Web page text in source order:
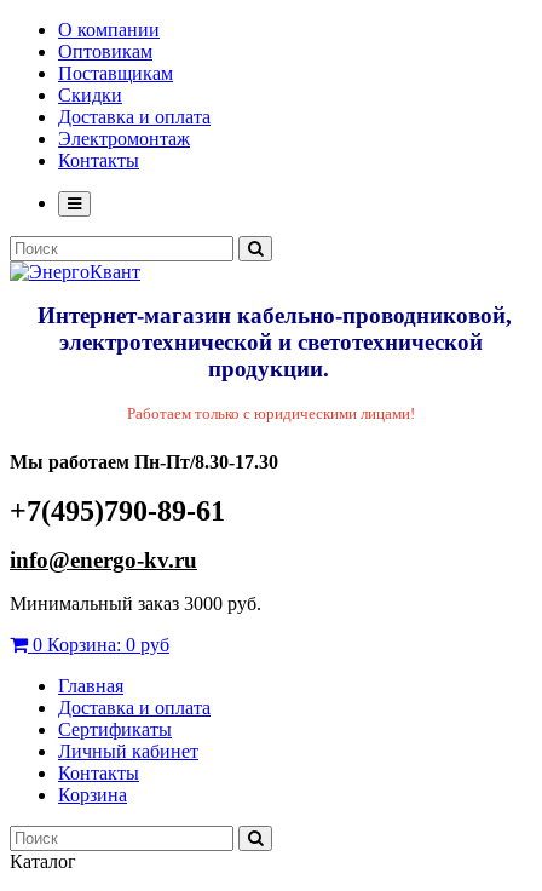
О компании
Оптовикам
Поставщикам
Скидки
Доставка и оплата
Электромонтаж
Контакты
Интернет-магазин кабельно-проводниковой,
электротехнической и светотехнической
продукции.
Работаем только с юридическими лицами!
Мы работаем Пн-Пт/8.30-17.30
+7(495)790-89-61
info@energo-kv.ru
Минимальный заказ 3000 руб.
0 Корзина: 0 руб
Главная
Доставка и оплата
Сертификаты
Личный кабинет
Контакты
Корзина
Каталог